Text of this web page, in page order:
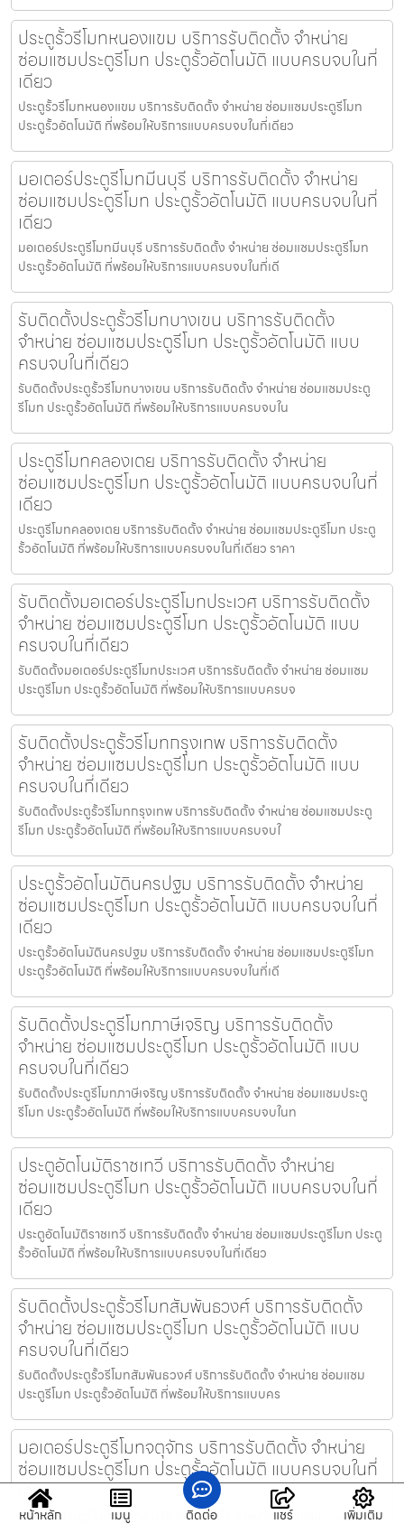
ประตูรั้วรีโมทหนองแขม บริการรับติดตั้ง จำหน่าย
ซ่อมแซมประตูรีโมท ประตูรั้วอัตโนมัติ แบบครบจบในที่
เดียว
ประตูรั้วรีโมทหนองแขม บริการรับติดตั้ง จำหน่าย ซ่อมแซมประตูรีโมท
ประตูรั้วอัตโนมัติ ที่พร้อมให้บริการแบบครบจบในที่เดียว
มอเตอร์ประตูรีโมทมีนบุรี บริการรับติดตั้ง จำหน่าย
ซ่อมแซมประตูรีโมท ประตูรั้วอัตโนมัติ แบบครบจบในที่
เดียว
มอเตอร์ประตูรีโมทมีนบุรี บริการรับติดตั้ง จำหน่าย ซ่อมแซมประตูรีโมท
ประตูรั้วอัตโนมัติ ที่พร้อมให้บริการแบบครบจบในที่เดี
รับติดตั้งประตูรั้วรีโมทบางเขน บริการรับติดตั้ง
จำหน่าย ซ่อมแซมประตูรีโมท ประตูรั้วอัตโนมัติ แบบ
ครบจบในที่เดียว
รับติดตั้งประตูรั้วรีโมทบางเขน บริการรับติดตั้ง จำหน่าย ซ่อมแซมประตู
รีโมท ประตูรั้วอัตโนมัติ ที่พร้อมให้บริการแบบครบจบใน
ประตูรีโมทคลองเตย บริการรับติดตั้ง จำหน่าย
ซ่อมแซมประตูรีโมท ประตูรั้วอัตโนมัติ แบบครบจบในที่
เดียว
ประตูรีโมทคลองเตย บริการรับติดตั้ง จำหน่าย ซ่อมแซมประตูรีโมท ประตู
รั้วอัตโนมัติ ที่พร้อมให้บริการแบบครบจบในที่เดียว ราคา
รับติดตั้งมอเตอร์ประตูรีโมทประเวศ บริการรับติดตั้ง
จำหน่าย ซ่อมแซมประตูรีโมท ประตูรั้วอัตโนมัติ แบบ
ครบจบในที่เดียว
รับติดตั้งมอเตอร์ประตูรีโมทประเวศ บริการรับติดตั้ง จำหน่าย ซ่อมแซม
ประตูรีโมท ประตูรั้วอัตโนมัติ ที่พร้อมให้บริการแบบครบจ
รับติดตั้งประตูรั้วรีโมทกรุงเทพ บริการรับติดตั้ง
จำหน่าย ซ่อมแซมประตูรีโมท ประตูรั้วอัตโนมัติ แบบ
ครบจบในที่เดียว
รับติดตั้งประตูรั้วรีโมทกรุงเทพ บริการรับติดตั้ง จำหน่าย ซ่อมแซมประตู
รีโมท ประตูรั้วอัตโนมัติ ที่พร้อมให้บริการแบบครบจบใ
ประตูรั้วอัตโนมัตินครปฐม บริการรับติดตั้ง จำหน่าย
ซ่อมแซมประตูรีโมท ประตูรั้วอัตโนมัติ แบบครบจบในที่
เดียว
ประตูรั้วอัตโนมัตินครปฐม บริการรับติดตั้ง จำหน่าย ซ่อมแซมประตูรีโมท
ประตูรั้วอัตโนมัติ ที่พร้อมให้บริการแบบครบจบในที่เดี
รับติดตั้งประตูรีโมทภาษีเจริญ บริการรับติดตั้ง
จำหน่าย ซ่อมแซมประตูรีโมท ประตูรั้วอัตโนมัติ แบบ
ครบจบในที่เดียว
รับติดตั้งประตูรีโมทภาษีเจริญ บริการรับติดตั้ง จำหน่าย ซ่อมแซมประตู
รีโมท ประตูรั้วอัตโนมัติ ที่พร้อมให้บริการแบบครบจบในท
ประตูอัตโนมัติราชเทวี บริการรับติดตั้ง จำหน่าย
ซ่อมแซมประตูรีโมท ประตูรั้วอัตโนมัติ แบบครบจบในที่
เดียว
ประตูอัตโนมัติราชเทวี บริการรับติดตั้ง จำหน่าย ซ่อมแซมประตูรีโมท ประตู
รั้วอัตโนมัติ ที่พร้อมให้บริการแบบครบจบในที่เดียว
รับติดตั้งประตูรั้วรีโมทสัมพันธวงศ์ บริการรับติดตั้ง
จำหน่าย ซ่อมแซมประตูรีโมท ประตูรั้วอัตโนมัติ แบบ
ครบจบในที่เดียว
รับติดตั้งประตูรั้วรีโมทสัมพันธวงศ์ บริการรับติดตั้ง จำหน่าย ซ่อมแซม
ประตูรีโมท ประตูรั้วอัตโนมัติ ที่พร้อมให้บริการแบบคร
มอเตอร์ประตูรีโมทจตุจักร บริการรับติดตั้ง จำหน่าย
ซ่อมแซมประตูรีโมท ประตูรั้วอัตโนมัติ แบบครบจบในที่
เดียว
มอเตอร์ประตูรีโมทจตุจักร บริการรับติดตั้ง จำหน่าย ซ่อมแซมประตูรีโมท
หน้าหลัก เมนู ติดต่อ แชร์ เพิ่มเติม